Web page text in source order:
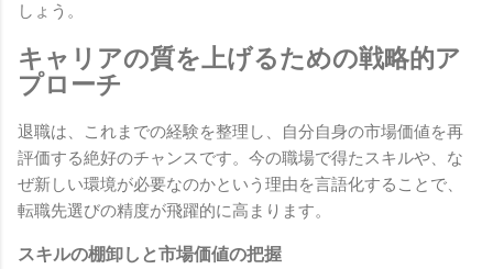
しょう。
キャリアの質を上げるための戦略的ア
プローチ
退職は、これまでの経験を整理し、自分自身の市場価値を再
評価する絶好のチャンスです。今の職場で得たスキルや、な
ぜ新しい環境が必要なのかという理由を言語化することで、
転職先選びの精度が飛躍的に高まります。
スキルの棚卸しと市場価値の把握